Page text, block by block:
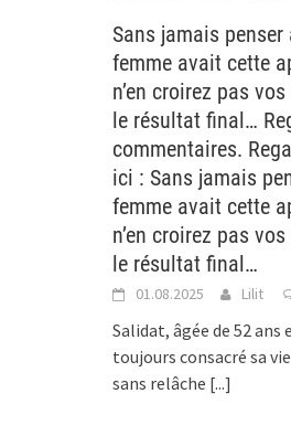
Sans jamais
femme avait cette
n’en croirez pas
le résultat final…
commentaires.
ici : Sans jamais
femme avait cette
n’en croirez pas
le résultat final…
01.08.2025 Lilit
Salidat, âgée de 52
toujours consacré sa
sans relâche [...]